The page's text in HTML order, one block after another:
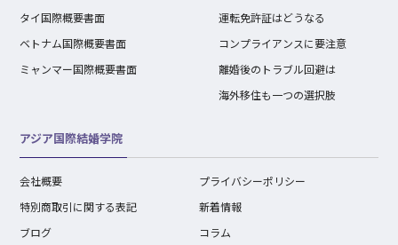
タイ国際概要書面
ベトナム国際概要書面
ミャンマー国際概要書面
運転免許証はどうなる
コンプライアンスに要注意
離婚後のトラブル回避は
海外移住も一つの選択肢
アジア国際結婚学院
会社概要
プライバシーポリシー
特別商取引に関する表記
新着情報
ブログ
コラム